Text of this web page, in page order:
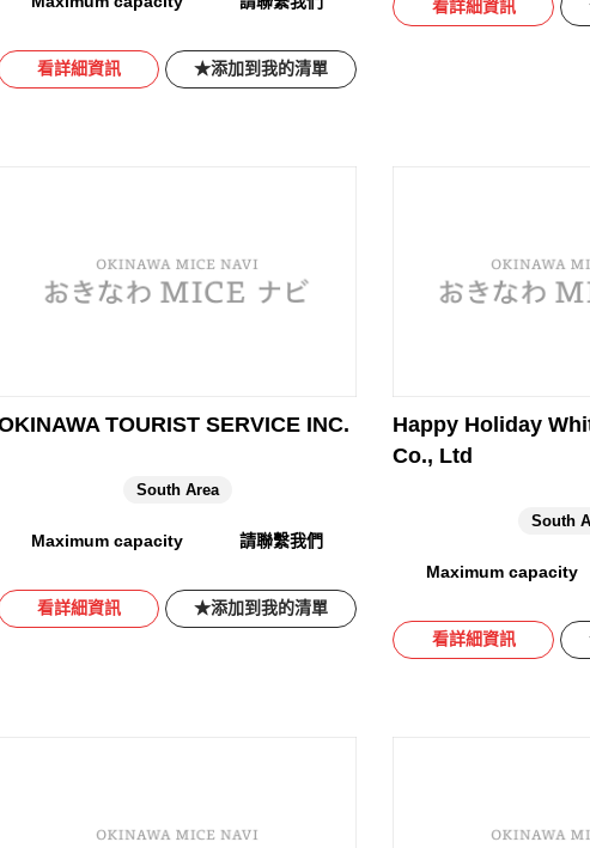
看詳細資訊 添加到我的清單
看詳細資訊
TOURIST SERVICE INC.
South Area
Maximum capacity 請聯繫我們
看詳細資訊 添加到我的清單
Happy Holiday
Co., Ltd
South
Maximum capacity
看詳細資訊